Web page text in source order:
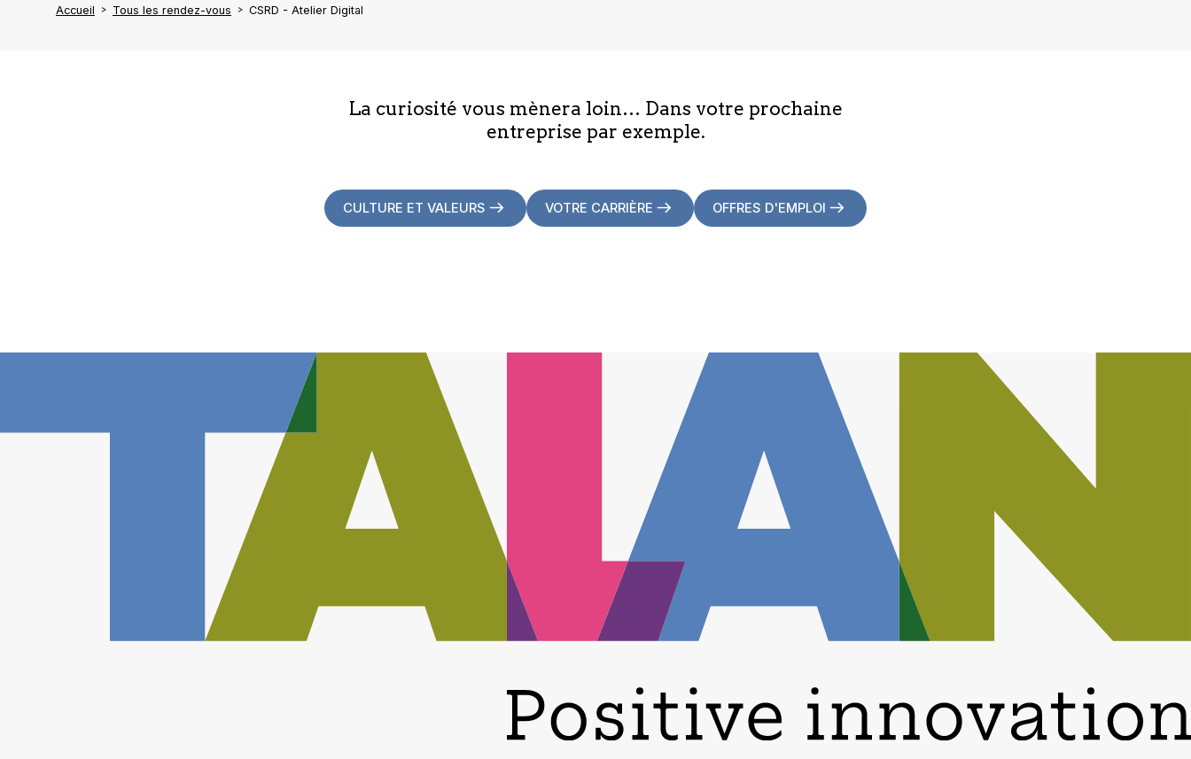
Accueil Tous les rendez-vous CSRD - Atelier Digital
La curiosité vous mènera loin… Dans votre prochaine
entreprise par exemple.
CULTURE ET VALEURS VOTRE CARRIÈRE OFFRES D'EMPLOI